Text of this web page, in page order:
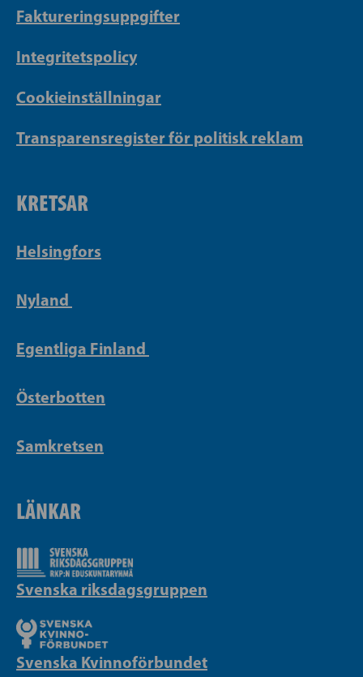
Faktureringsuppgifter
Integritetspolicy
Cookieinställningar
Transparensregister för politisk reklam
KRETSAR
Helsingfors
Nyland
Egentliga Finland
Österbotten
Samkretsen
LÄNKAR
Svenska riksdagsgruppen
Svenska Kvinnoförbundet